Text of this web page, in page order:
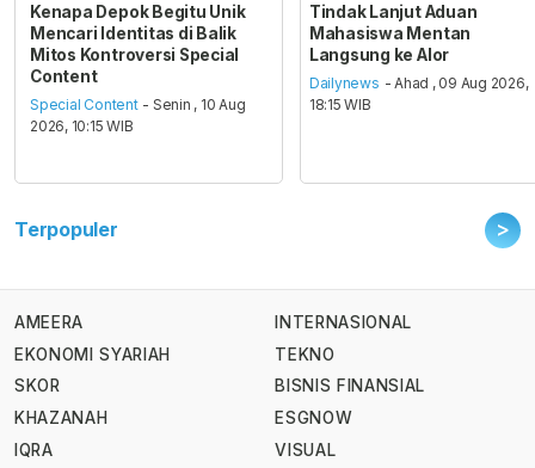
Kenapa Depok Begitu Unik
Mencari Identitas di Balik
Mitos Kontroversi Special
Content
Special Content - Senin , 10 Aug
2026, 10:15 WIB
Tindak Lanjut Aduan
Mahasiswa Mentan
Langsung ke Alor
Dailynews - Ahad , 09 Aug 2026,
18:15 WIB
Terpopuler >
AMEERA
EKONOMI SYARIAH
SKOR
KHAZANAH
IQRA
INTERNASIONAL
TEKNO
BISNIS FINANSIAL
ESGNOW
VISUAL